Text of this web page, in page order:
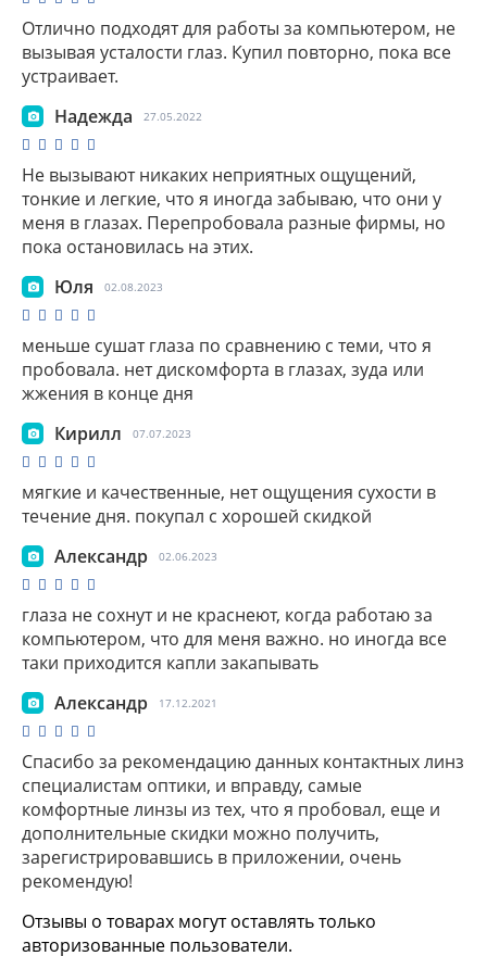
Отлично подходят для работы за компьютером, не
вызывая усталости глаз. Купил повторно, пока все
устраивает.
Надежда
27.05.2022
Не вызывают никаких неприятных ощущений,
тонкие и легкие, что я иногда забываю, что они у
меня в глазах. Перепробовала разные фирмы, но
пока остановилась на этих.
Юля
02.08.2023
меньше сушат глаза по сравнению с теми, что я
пробовала. нет дискомфорта в глазах, зуда или
жжения в конце дня
Кирилл
07.07.2023
мягкие и качественные, нет ощущения сухости в
течение дня. покупал с хорошей скидкой
Александр
02.06.2023
глаза не сохнут и не краснеют, когда работаю за
компьютером, что для меня важно. но иногда все
таки приходится капли закапывать
Александр
17.12.2021
Спасибо за рекомендацию данных контактных линз
специалистам оптики, и вправду, самые
комфортные линзы из тех, что я пробовал, еще и
дополнительные скидки можно получить,
зарегистрировавшись в приложении, очень
рекомендую!
Отзывы о товарах могут оставлять только
авторизованные пользователи.